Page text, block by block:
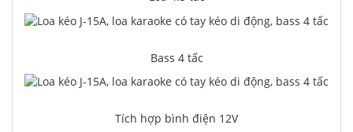
Bass 4 tấc
Tích hợp bình điện 12V